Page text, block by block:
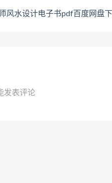
水设计电子书pdf百度网盘下载学习
发表评论